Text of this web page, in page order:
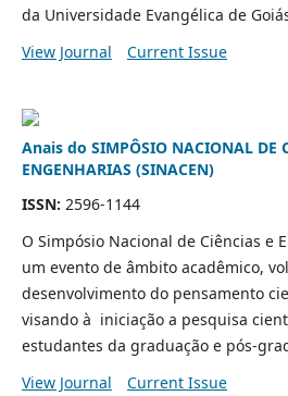
da Universidade Evangélica de
View Journal
Current Issue
Anais do SIMPÔSIO NACIONAL DE
ENGENHARIAS (SINACEN)
ISSN: 2596-1144
O Simpósio Nacional de Ciências e
um evento de âmbito acadêmico,
desenvolvimento do pensamento
visando à iniciação a pesquisa
estudantes da graduação e pós-
View Journal
Current Issue